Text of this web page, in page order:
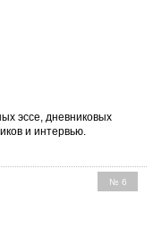
эссе, дневниковых
и интервью.
№ 6